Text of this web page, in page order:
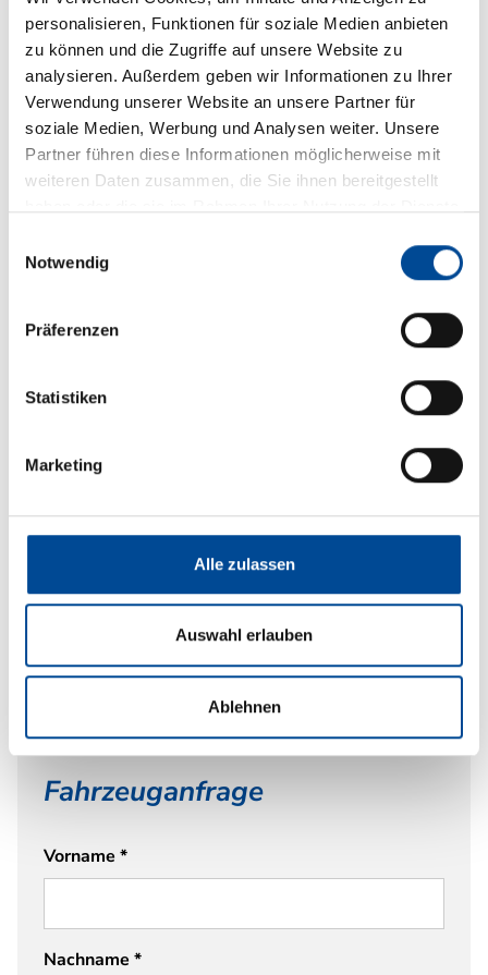
personalisieren, Funktionen für soziale Medien anbieten
zu können und die Zugriffe auf unsere Website zu
analysieren. Außerdem geben wir Informationen zu Ihrer
Verwendung unserer Website an unsere Partner für
soziale Medien, Werbung und Analysen weiter. Unsere
Partner führen diese Informationen möglicherweise mit
weiteren Daten zusammen, die Sie ihnen bereitgestellt
Notwendig
Präferenzen
Statistiken
Marketing
Alle zulassen
Auswahl erlauben
Ablehnen
Beschreibung
Wohnwelt Rooftop
Auflastung 1.700 kg (inkl. Stahlrad 195 R14 C LI106)
17" Alufelgen im Dethleffs-Design (Einachser)
Bettumbau Einzelbetten zu Doppelbett
Einbau Klimaanlage vorbereitet
Dusch-Paket (Duschausstattung inkl. Duscharmatur
und -vorhang, City-Wasseranschluss)
Fahrzeuganfrage
Vorname *
Nachname *